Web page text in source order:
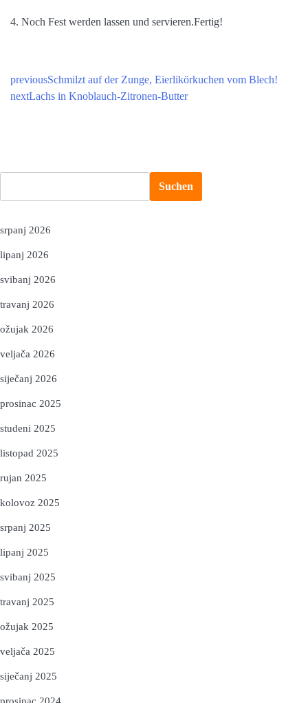
4. Noch Fest werden lassen und servieren.Fertig!
previousSchmilzt auf der Zunge, Eierlikörkuchen vom Blech!
nextLachs in Knoblauch-Zitronen-Butter
Suchen
srpanj 2026
lipanj 2026
svibanj 2026
travanj 2026
ožujak 2026
veljača 2026
siječanj 2026
prosinac 2025
studeni 2025
listopad 2025
rujan 2025
kolovoz 2025
srpanj 2025
lipanj 2025
svibanj 2025
travanj 2025
ožujak 2025
veljača 2025
siječanj 2025
prosinac 2024